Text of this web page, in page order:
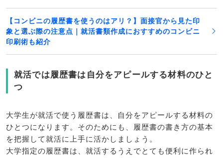
【コンビニの履歴書を使うのはアリ？】面接官から見た印
象と選ぶ際の注意点｜就活書類作成におすすめのコンビニ
印刷術も紹介
就活では履歴書は自分をアピールする材料のひと
つ
大学生が就活で使う履歴書は、自分をアピールする材料の
ひとつになります。そのためにも、履歴書の書き方の基本
を把握して就活に上手に活かしましょう。
大学指定の履歴書は、就活するうえでとても便利に作られ